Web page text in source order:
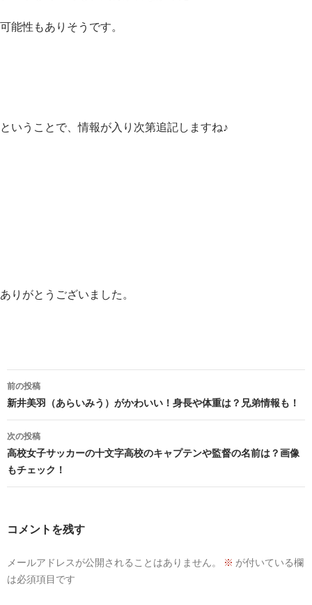
可能性もありそうです。
ということで、情報が入り次第追記しますね♪
ありがとうございました。
投
稿
ナ
ビ
ゲ
シ
ン
前の投稿
新井美羽（あらいみう）がかわいい！身長や体重は？兄弟情報も！
次の投稿
高校女子サッカーの十文字高校のキャプテンや監督の名前は？画像
もチェック！
コメントを残す
メールアドレスが公開されることはありません。 ※ が付いている欄
は必須項目です